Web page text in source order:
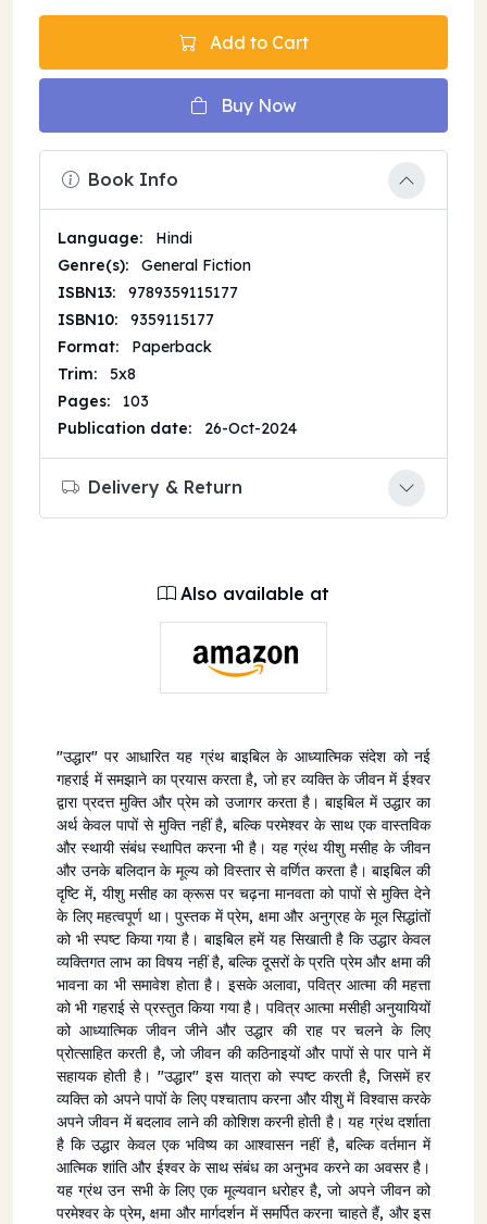
Add to Cart
Buy Now
Book Info
Language:
Hindi
Genre(s):
General Fiction
ISBN13:
9789359115177
ISBN10:
9359115177
Format:
Paperback
Trim:
5x8
Pages:
103
Publication date:
26-Oct-2024
Delivery & Return
Also available at
"उद्धार" पर आधारित यह ग्रंथ बाइबिल के आध्यात्मिक संदेश को नई
गहराई में समझाने का प्रयास करता है, जो हर व्यक्ति के जीवन में ईश्वर
द्वारा प्रदत्त मुक्ति और प्रेम को उजागर करता है। बाइबिल में उद्धार का
अर्थ केवल पापों से मुक्ति नहीं है, बल्कि परमेश्वर के साथ एक वास्तविक
और स्थायी संबंध स्थापित करना भी है। यह ग्रंथ यीशु मसीह के जीवन
और उनके बलिदान के मूल्य को विस्तार से वर्णित करता है। बाइबिल की
दृष्टि में, यीशु मसीह का क्रूस पर चढ़ना मानवता को पापों से मुक्ति देने
के लिए महत्वपूर्ण था। पुस्तक में प्रेम, क्षमा और अनुग्रह के मूल सिद्धांतों
को भी स्पष्ट किया गया है। बाइबिल हमें यह सिखाती है कि उद्धार केवल
व्यक्तिगत लाभ का विषय नहीं है, बल्कि दूसरों के प्रति प्रेम और क्षमा की
भावना का भी समावेश होता है। इसके अलावा, पवित्र आत्मा की महत्ता
को भी गहराई से प्रस्तुत किया गया है। पवित्र आत्मा मसीही अनुयायियों
को आध्यात्मिक जीवन जीने और उद्धार की राह पर चलने के लिए
प्रोत्साहित करती है, जो जीवन की कठिनाइयों और पापों से पार पाने में
सहायक होती है। "उद्धार" इस यात्रा को स्पष्ट करती है, जिसमें हर
व्यक्ति को अपने पापों के लिए पश्चाताप करना और यीशु में विश्वास करके
अपने जीवन में बदलाव लाने की कोशिश करनी होती है। यह ग्रंथ दर्शाता
है कि उद्धार केवल एक भविष्य का आश्वासन नहीं है, बल्कि वर्तमान में
आत्मिक शांति और ईश्वर के साथ संबंध का अनुभव करने का अवसर है।
यह ग्रंथ उन सभी के लिए एक मूल्यवान धरोहर है, जो अपने जीवन को
परमेश्वर के प्रेम, क्षमा और मार्गदर्शन में समर्पित करना चाहते हैं, और इस